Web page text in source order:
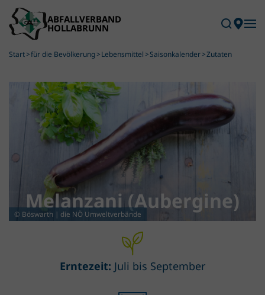
Skip to main content
Start für die Bevölkerung Lebensmittel Saisonkalender Zutaten
© Böswarth | die NÖ Umweltverbände
Melanzani (Aubergine)
Erntezeit: Juli bis September